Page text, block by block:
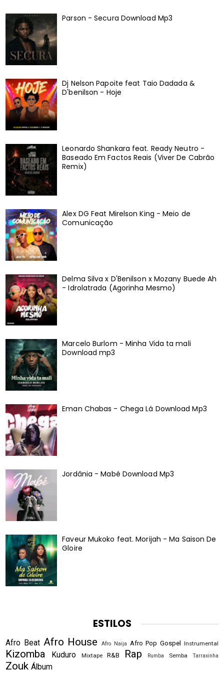
Parson - Secura Download Mp3
Dj Nelson Papoite feat Taio Dadada &
D'benilson - Hoje
Leonardo Shankara feat. Ready Neutro -
Baseado Em Factos Reais (Viver De Cabrão
Remix)
Alex DG Feat Mirelson King - Meio de
Comunicação
Delma Silva x D'Benilson x Mozany Buede Ah
- Idrolatrada (Agorinha Mesmo)
Marcelo Burlom - Minha Vida ta mali
Download mp3
Eman Chabas - Chega Lá Download Mp3
Jordânia - Mabé Download Mp3
Faveur Mukoko feat. Morijah - Ma Saison De
Gloire
ESTILOS
Afro Beat Afro House Afro Naija Afro Pop Gospel Instrumental
Kizomba Kuduro Mixtape R&B Rap Rumba Semba Tarraxinha
Zouk Álbum